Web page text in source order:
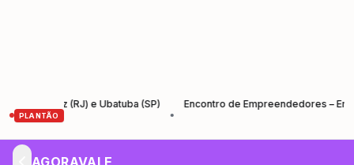
PLANTÃO
Cruz (RJ) e Ubatuba (SP)
Encontro de Empreendedores –
AGORAVALE